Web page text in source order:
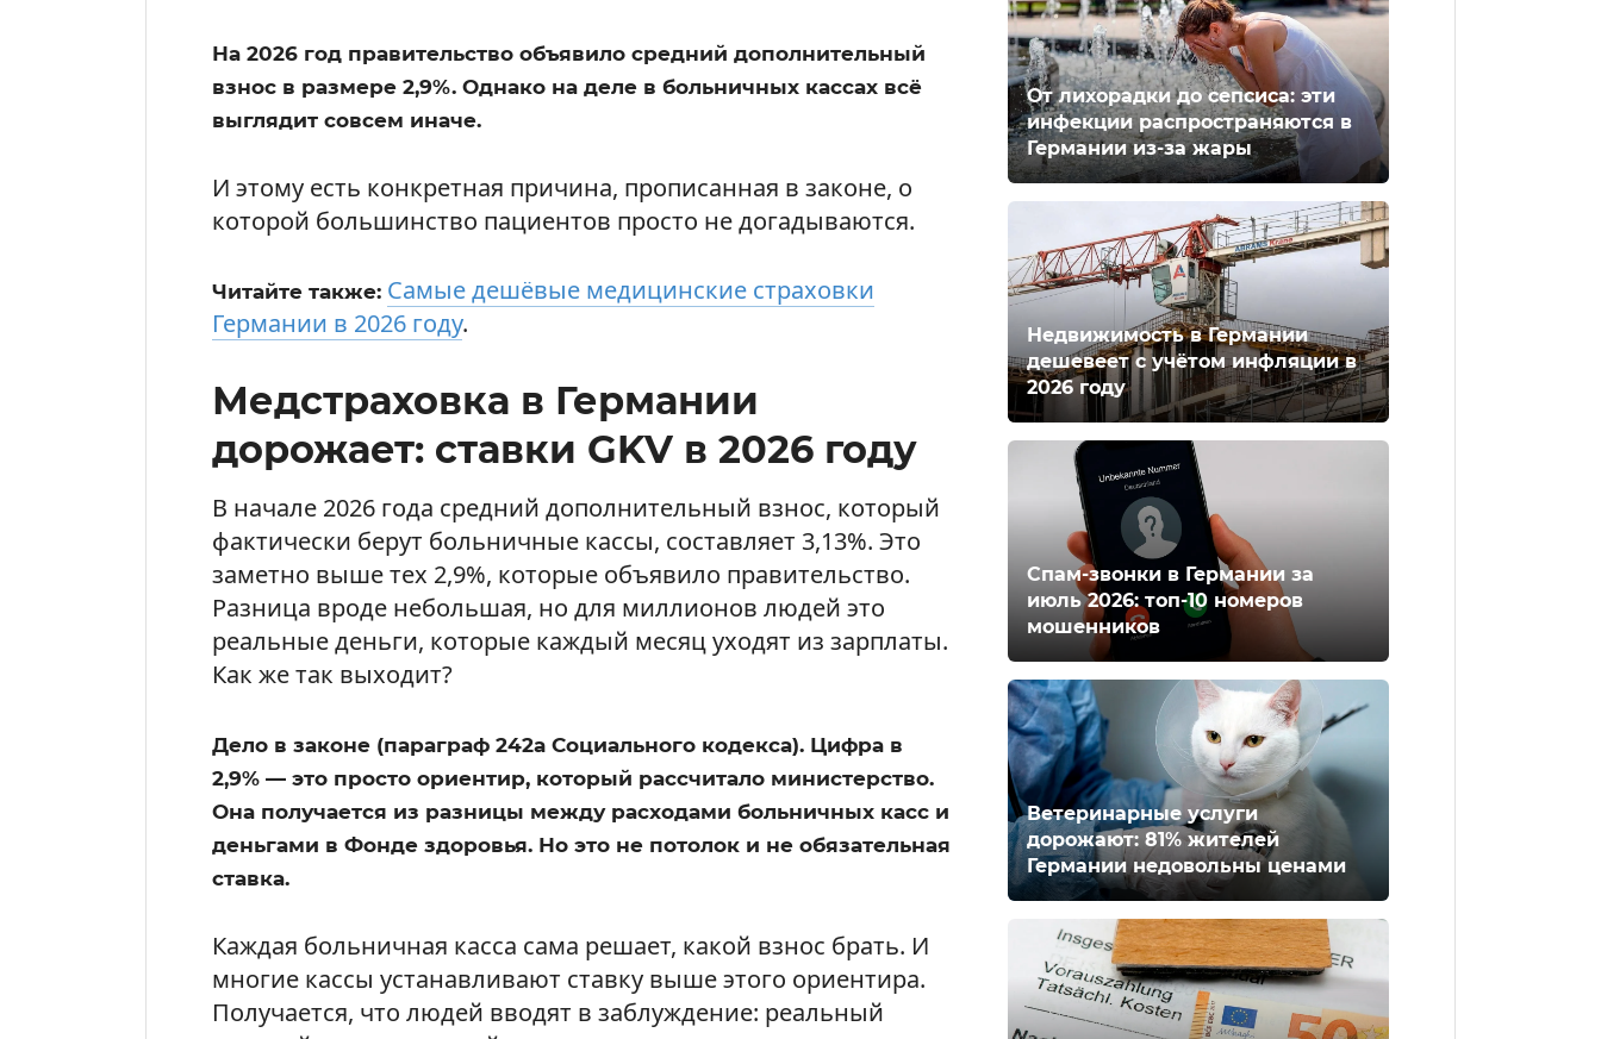
На 2026 год правительство объявило средний дополнительный
взнос в размере 2,9%. Однако на деле в больничных кассах всё
выглядит совсем иначе.
И этому есть конкретная причина, прописанная в законе, о
которой большинство пациентов просто не догадываются.
Читайте также: Самые дешёвые медицинские страховки
Германии в 2026 году.
Медстраховка в Германии
дорожает: ставки GKV в 2026 году
В начале 2026 года средний дополнительный взнос, который
фактически берут больничные кассы, составляет 3,13%. Это
заметно выше тех 2,9%, которые объявило правительство.
Разница вроде небольшая, но для миллионов людей это
реальные деньги, которые каждый месяц уходят из зарплаты.
Как же так выходит?
Дело в законе (параграф 242a Социального кодекса). Цифра в
2,9% — это просто ориентир, который рассчитало министерство.
Она получается из разницы между расходами больничных касс и
деньгами в Фонде здоровья. Но это не потолок и не обязательная
ставка.
Каждая больничная касса сама решает, какой взнос брать. И
многие кассы устанавливают ставку выше этого ориентира.
Получается, что людей вводят в заблуждение: реальный
От лихорадки до сепсиса: эти
инфекции распространяются в
Германии из-за жары
Недвижимость в Германии
дешевеет с учётом инфляции в
2026 году
Спам-звонки в Германии за
июль 2026: топ-10 номеров
мошенников
Ветеринарные услуги
дорожают: 81% жителей
Германии недовольны ценами